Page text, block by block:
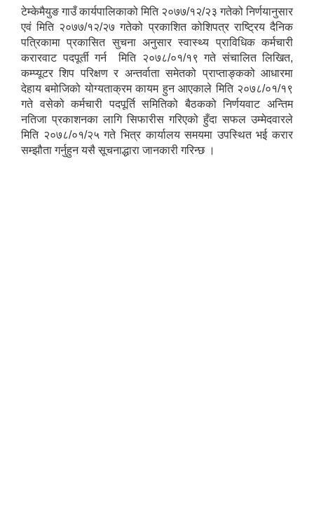
टेम्केमैयुङ गाउँ कार्यपालिकाको मिति २०७७/१२/२३ गतेको निर्णयानुसार
एवं मिति २०७७/१२/२७ गतेको प्रकाशित कोशिपत्र राष्ट्रिय दैनिक
पत्रिकामा प्रकासित सुचना अनुसार स्वास्थ्य प्राविधिक कर्मचारी
करारवाट पदपूर्ती गर्न मिति २०७८/०१/१९ गते संचालित लिखित,
कम्प्यूटर शिप परिक्षण र अन्तर्वाता समेतको प्राप्ताङ्कको आधारमा
देहाय बमोजिको योग्यताक्रम कायम हुन आएकाले मिति २०७८/०१/१९
गते वसेको कर्मचारी पदपूर्ति समितिको बैठकको निर्णयवाट अन्तिम
नतिजा प्रकाशनका लागि सिफारीस गरिएको हुँदा सफल उम्मेदवारले
मिति २०७८/०१/२५ गते भित्र कार्यालय समयमा उपस्थित भई करार
सम्झौता गर्नुहुन यसै सूचनाद्धारा जानकारी गरिन्छ ।